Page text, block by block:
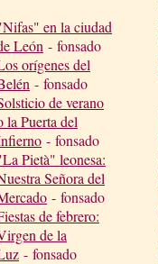
en la ciudad
León - fonsado
orígenes del
- fonsado
de verano
la Puerta del
- fonsado
Pietà" leonesa:
Señora del
- fonsado
de febrero:
de la
- fonsado